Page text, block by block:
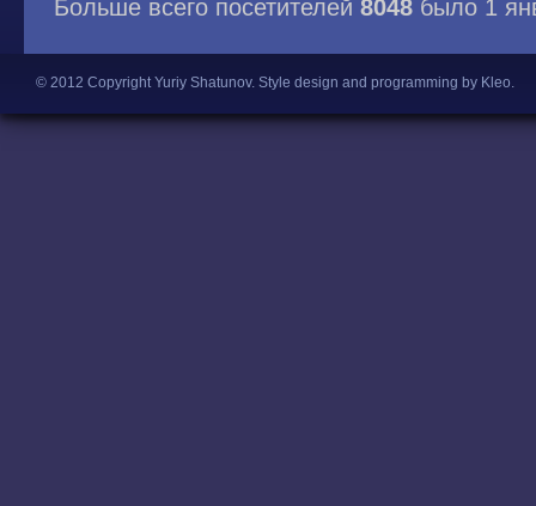
Больше всего посетителей 8048 было 1
© 2012 Copyright Yuriy Shatunov. Style design and programming by Kleo.